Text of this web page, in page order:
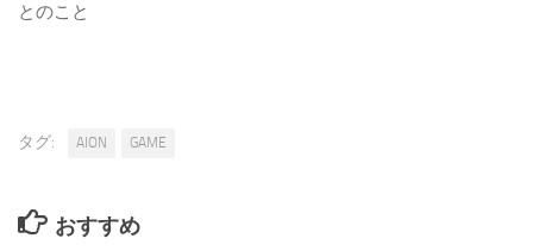
とのこと
タグ: AION GAME
おすすめ